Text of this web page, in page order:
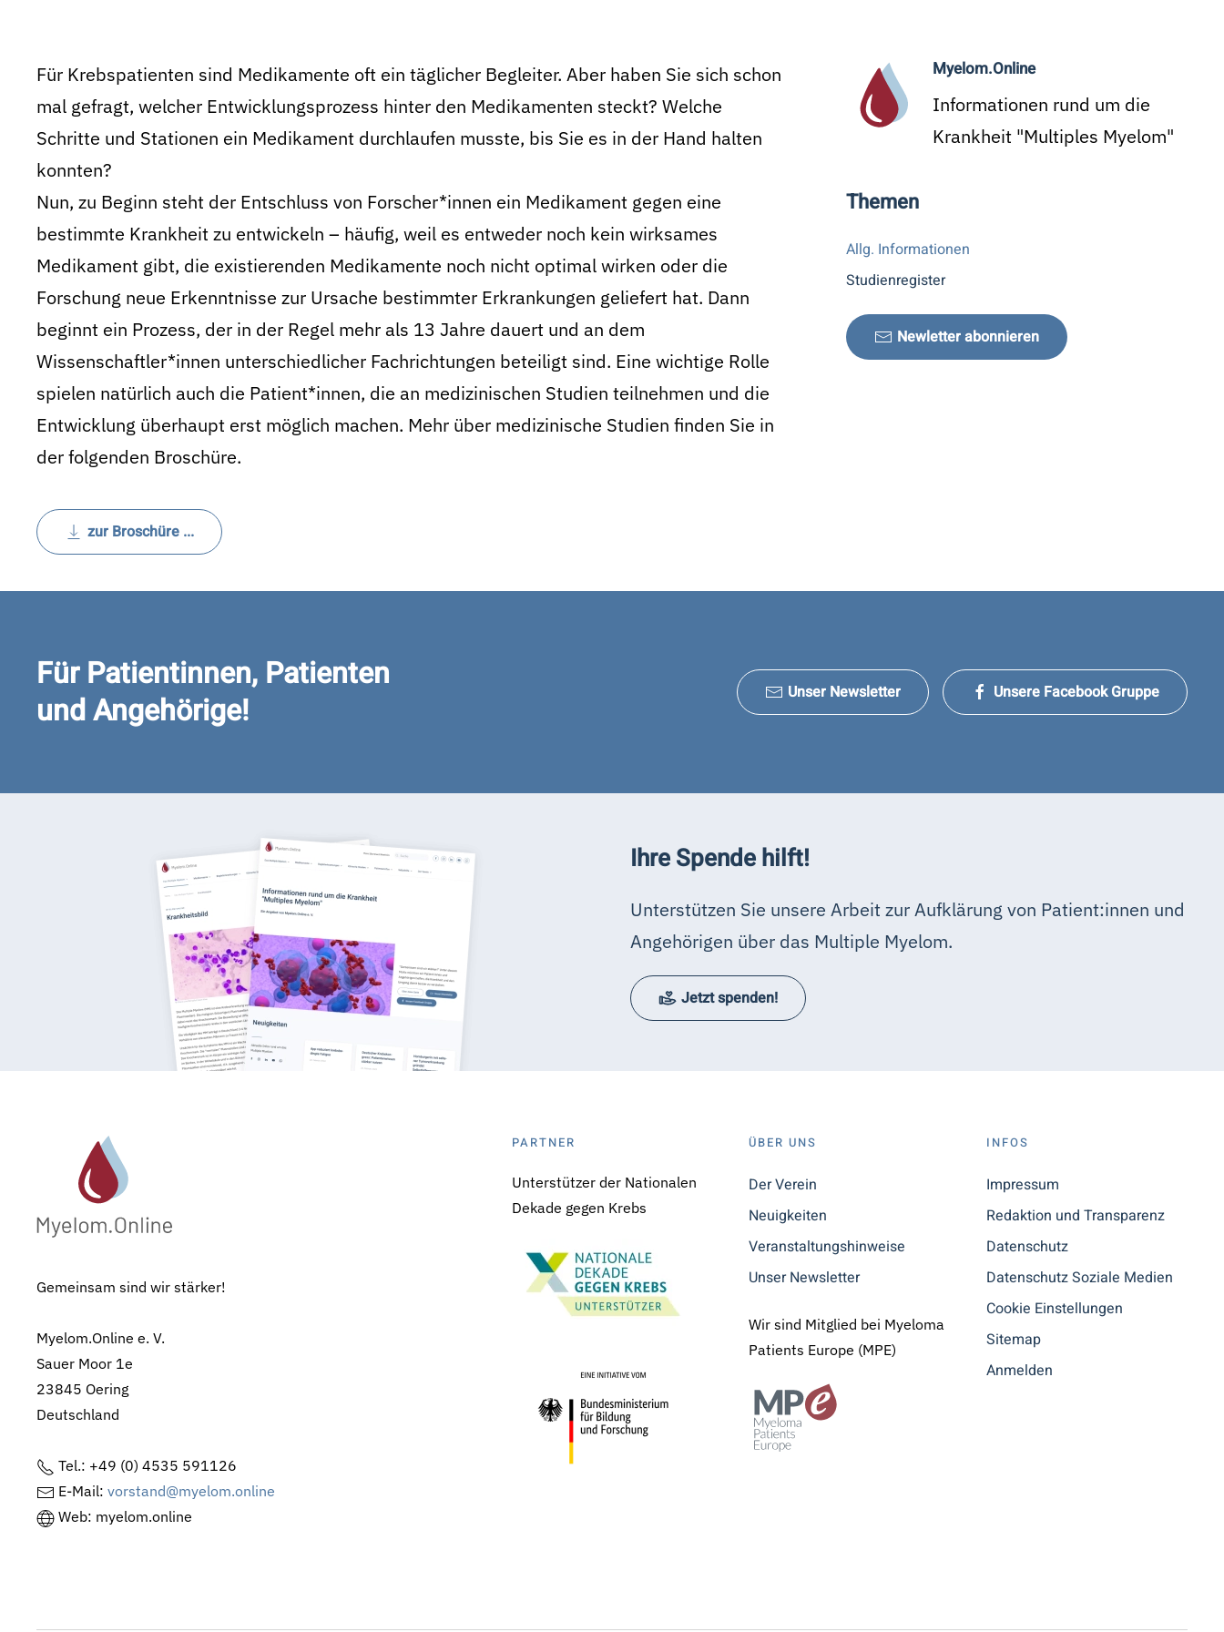
Für Krebspatienten sind Medikamente oft ein täglicher Begleiter. Aber haben Sie sich schon
mal gefragt, welcher Entwicklungsprozess hinter den Medikamenten steckt? Welche
Schritte und Stationen ein Medikament durchlaufen musste, bis Sie es in der Hand halten
konnten?
Nun, zu Beginn steht der Entschluss von Forscher*innen ein Medikament gegen eine
bestimmte Krankheit zu entwickeln – häufig, weil es entweder noch kein wirksames
Medikament gibt, die existierenden Medikamente noch nicht optimal wirken oder die
Forschung neue Erkenntnisse zur Ursache bestimmter Erkrankungen geliefert hat. Dann
beginnt ein Prozess, der in der Regel mehr als 13 Jahre dauert und an dem
Wissenschaftler*innen unterschiedlicher Fachrichtungen beteiligt sind. Eine wichtige Rolle
spielen natürlich auch die Patient*innen, die an medizinischen Studien teilnehmen und die
Entwicklung überhaupt erst möglich machen. Mehr über medizinische Studien finden Sie in
der folgenden Broschüre.
zur Broschüre ...
Myelom.Online
Informationen rund um die
Krankheit "Multiples Myelom"
Themen
Allg. Informationen
Studienregister
Newletter abonnieren
Für Patientinnen, Patienten
und Angehörige!
Unser Newsletter Unsere Facebook Gruppe
Ihre Spende hilft!
Unterstützen Sie unsere Arbeit zur Aufklärung von Patient:innen und
Angehörigen über das Multiple Myelom.
Jetzt spenden!
Gemeinsam sind wir stärker!
Myelom.Online e. V.
Sauer Moor 1e
23845 Oering
Deutschland
Tel.: +49 (0) 4535 591126
E-Mail: vorstand@myelom.online
Web: myelom.online
PARTNER
Unterstützer der Nationalen
Dekade gegen Krebs
ÜBER UNS
Der Verein
Neuigkeiten
Veranstaltungshinweise
Unser Newsletter
Wir sind Mitglied bei Myeloma
Patients Europe (MPE)
INFOS
Impressum
Redaktion und Transparenz
Datenschutz
Datenschutz Soziale Medien
Cookie Einstellungen
Sitemap
Anmelden